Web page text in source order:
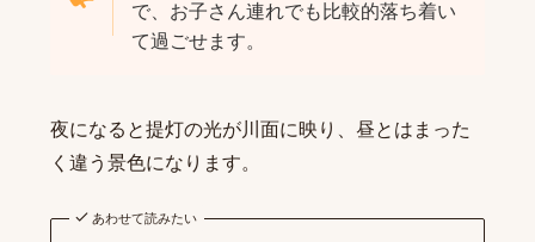
で、お子さん連れでも比較的落ち着い
て過ごせます。
夜になると提灯の光が川面に映り、昼とはまった
く違う景色になります。
あわせて読みたい